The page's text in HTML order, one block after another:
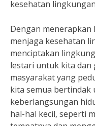
kesehatan
Dengan
menjaga kesehatan
menciptakan
lestari untuk kita dan
masyarakat yang
kita semua bertindak
keberlangsungan
hal-hal kecil, seperti